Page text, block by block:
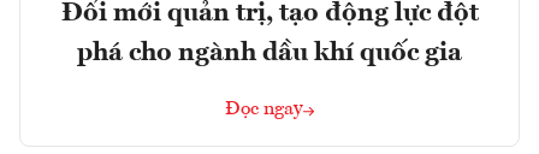
Đổi mới quản trị, tạo động lực đột
phá cho ngành dầu khí quốc gia
Đọc ngay